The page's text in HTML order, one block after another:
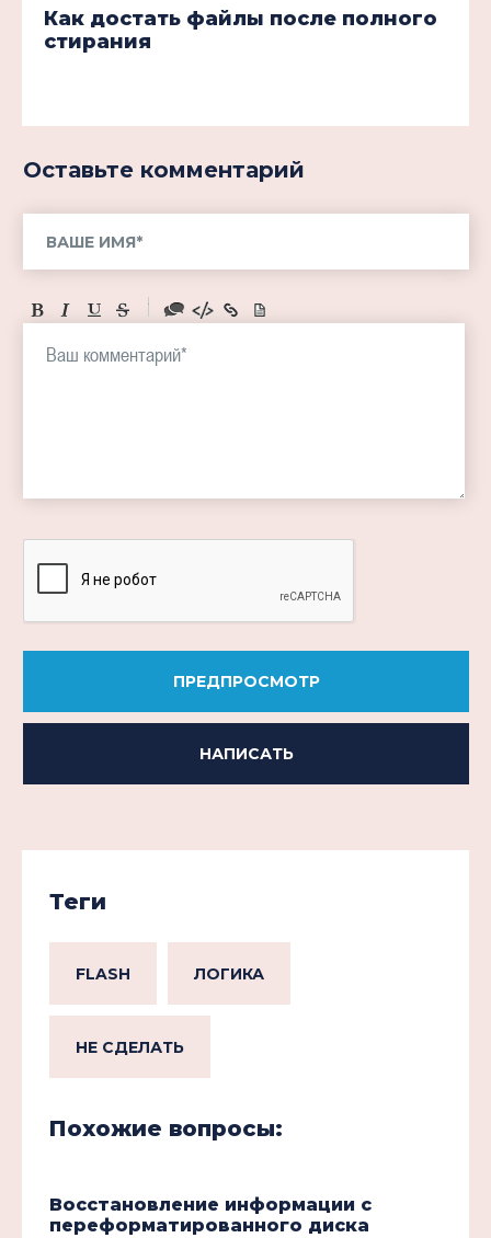
Как достать файлы после полного
стирания
Оставьте комментарий
-
-
-
ПРЕДПРОСМОТР
НАПИСАТЬ
Теги
FLASH ЛОГИКА
НЕ СДЕЛАТЬ
Похожие вопросы:
Восстановление информации с
переформатированного диска